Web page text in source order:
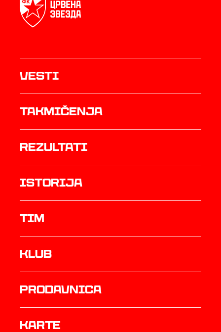
Vesti
Takmičenja
rezultati
istorija
TIM
Klub
prodavnica
Karte